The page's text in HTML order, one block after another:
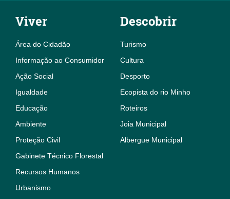
Viver
Área do Cidadão
Informação ao Consumidor
Ação Social
Igualdade
Educação
Ambiente
Proteção Civil
Gabinete Técnico Florestal
Recursos Humanos
Urbanismo
Descobrir
Turismo
Cultura
Desporto
Ecopista do rio Minho
Roteiros
Joia Municipal
Albergue Municipal